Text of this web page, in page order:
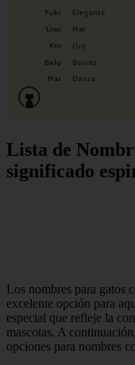
Lista de
significado
Los nombres para gatos
excelente opción para
especial que refleje la
mascotas. A
opciones para nombres